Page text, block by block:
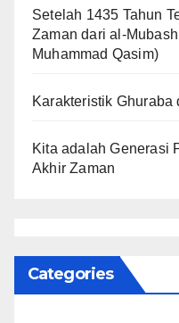
Setelah 1435 Tahun
Zaman dari al-
Muhammad Qasim)
Karakteristik
Kita adalah Generasi
Akhir Zaman
Categories